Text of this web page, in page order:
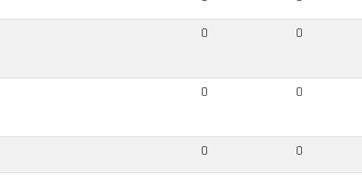
0 0
0 0
0 0